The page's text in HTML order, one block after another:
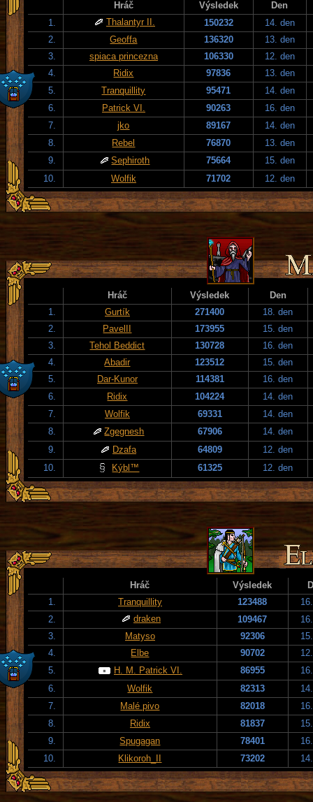
Hráč Výsledek
Den
1.
Thalantyr II. 150232
14. den
2.
Geoffa 136320
13. den
3.
spiaca princezna 106330
12. den
4.
Ridix 97836
13. den
5.
Tranquillity 95471
14. den
6.
Patrick VI. 90263
16. den
7.
jko 89167
14. den
8.
Rebel 76870
13. den
9.
Sephiroth 75664
15. den
10.
Wolfik 71702 12. den
Hráč Výsledek
Den
1.
Gurtík 271400
18. den
2.
PavelII 173955
15. den
3.
Tehol Beddict 130728
16. den
4.
Abadir 123512
15. den
5.
Dar-Kunor 114381
16. den
6.
Ridix 104224
14. den
7.
Wolfik 69331
14. den
8.
Zgegnesh 67906
14. den
9.
Dzafa 64809
12. den
10.
Kýbl™ 61325 12. den
Hráč Výsledek
1.
Tranquillity 123488
2.
draken 109467
3.
Matyso 92306
4.
Elbe 90702
5.
H. M. Patrick VI. 86955
6.
Wolfik 82313
7.
Malé pivo 82018
8.
Ridix 81837
9.
Spugagan 78401
10.
Klikoroh_II 73202